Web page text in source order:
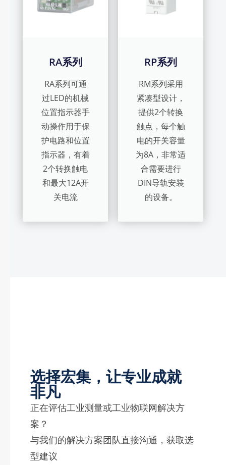
RA系列
RA系列可通
过LED的机械
位置指示器手
动操作用于保
护电路和位置
指示器，有着
2个转换触电
和最大12A开
关电流
RP系列
RM系列采用
紧凑型设计，
提供2个转换
触点，每个触
电的开关容量
为8A，非常适
合需要进行
DIN导轨安装
的设备。
选择宏集，让专业成就
非凡
正在评估工业测量或工业物联网解决方
案？
与我们的解决方案团队直接沟通，获取选
型建议